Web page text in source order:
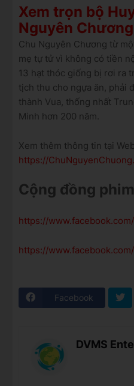
Xem trọn bộ
Nguyên
Chu Nguyên Chương từ
mẹ tự tử vì không có tiền
13 hạt thóc giống bị rơi ra
tịch thu cho ngựa ăn, phải
thành Vua, thống nhất
Minh hơn 200 năm.
Xem thêm thông tin tại
https://
Cộng đồng
https://
https://
Facebook
DVMS